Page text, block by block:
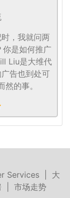
，我就问两
你是如何推广
Liu是大维代
告也到处可
的事。
Services| 大
市场走势